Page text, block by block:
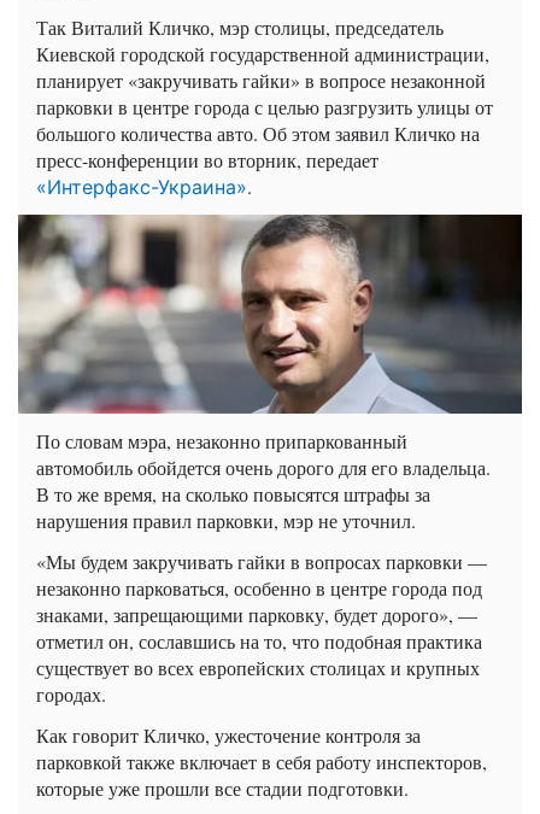
Так Виталий Кличко, мэр столицы, председатель
Киевской городской государственной администрации,
планирует «закручивать гайки» в вопросе незаконной
парковки в центре города с целью разгрузить улицы от
большого количества авто. Об этом заявил Кличко на
пресс-конференции во вторник, передает
«Интерфакс-Украина».
По словам мэра, незаконно припаркованный
автомобиль обойдется очень дорого для его владельца.
В то же время, на сколько повысятся штрафы за
нарушения правил парковки, мэр не уточнил.
«Мы будем закручивать гайки в вопросах парковки —
незаконно парковаться, особенно в центре города под
знаками, запрещающими парковку, будет дорого», —
отметил он, сославшись на то, что подобная практика
существует во всех европейских столицах и крупных
городах.
Как говорит Кличко, ужесточение контроля за
парковкой также включает в себя работу инспекторов,
которые уже прошли все стадии подготовки.